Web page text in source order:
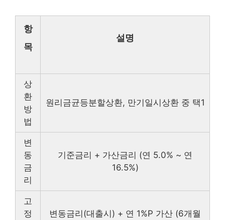
항
목
설명
상
환
방
법
원리금균등분할상환, 만기일시상환 중 택1
변
동
금
리
기준금리 + 가산금리 (연 5.0% ~ 연
16.5%)
고
정
변동금리(대출시) + 연 1%P 가산 (6개월